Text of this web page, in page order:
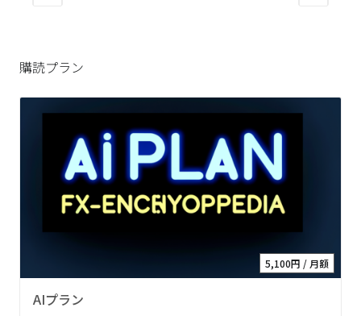
購読プラン
5,100円 / 月額
AIプラン